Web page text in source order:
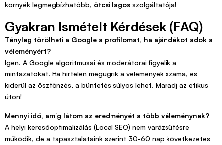
környék legmegbízhatóbb, ötcsillagos szolgáltatója!
Gyakran Ismételt Kérdések (FAQ)
Tényleg törölheti a Google a profilomat, ha ajándékot adok a
véleményért?
Igen. A Google algoritmusai és moderátorai figyelik a
mintázatokat. Ha hirtelen megugrik a vélemények száma, és
kiderül az ösztönzés, a büntetés súlyos lehet. Maradj az etikus
úton!
Mennyi idő, amíg látom az eredményét a több véleménynek?
A helyi keresőoptimalizálás (Local SEO) nem varázsütésre
működik, de a tapasztalataink szerint 30-60 nap következetes